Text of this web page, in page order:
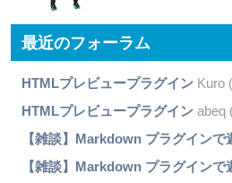
最近のフォーラム
HTMLプレビュープラグインKuro
HTMLプレビュープラグインabeq
【雑談】Markdown プラグインで
【雑談】Markdown プラグインで